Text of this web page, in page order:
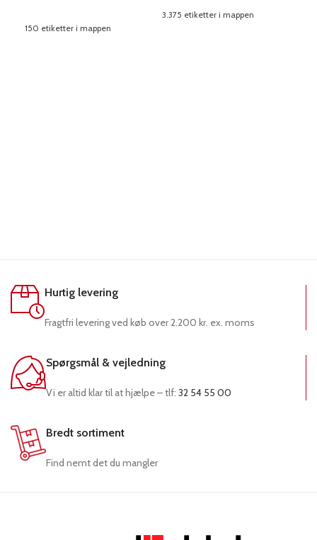
150 etiketter i mappen
3.375 etiketter i mappen
Hurtig levering
Fragtfri levering ved køb over 2.200 kr. ex. moms
Spørgsmål & vejledning
Vi er altid klar til at hjælpe – tlf: 32 54 55 00
Bredt sortiment
Find nemt det du mangler